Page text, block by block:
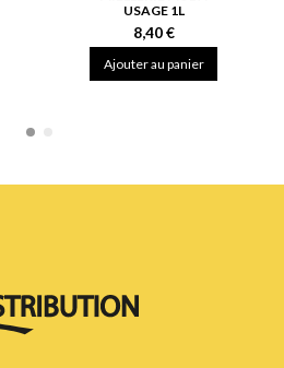
USAGE 1L
8,40 €
Ajouter au panier